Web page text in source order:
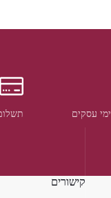
קישורים